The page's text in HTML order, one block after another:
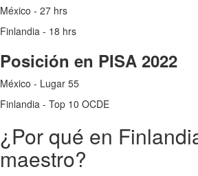
México - 27 hrs
Finlandia - 18 hrs
Posición en PISA 2022
México - Lugar 55
Finlandia - Top 10 OCDE
¿Por qué en
maestro?